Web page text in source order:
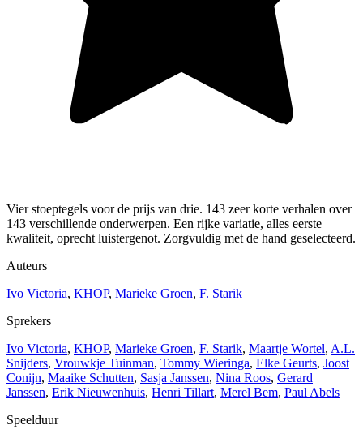
Vier stoeptegels voor de prijs van drie. 143 zeer korte verhalen over
143 verschillende onderwerpen. Een rijke variatie, alles eerste
kwaliteit, oprecht luistergenot. Zorgvuldig met de hand geselecteerd.
Auteurs
Ivo Victoria, KHOP, Marieke Groen, F. Starik
Sprekers
Ivo Victoria, KHOP, Marieke Groen, F. Starik, Maartje Wortel, A.L.
Snijders, Vrouwkje Tuinman, Tommy Wieringa, Elke Geurts, Joost
Conijn, Maaike Schutten, Sasja Janssen, Nina Roos, Gerard
Janssen, Erik Nieuwenhuis, Henri Tillart, Merel Bem, Paul Abels
Speelduur